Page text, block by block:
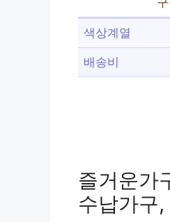
색상계열
배송비
즐거운가
수납가구